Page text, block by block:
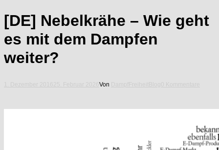
[DE] Nebelkrähe – Wie geht
es mit dem Dampfen
weiter?
Von